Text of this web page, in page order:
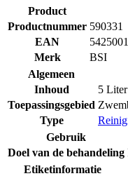
Product
Productnummer 590331
EAN
Merk
BSI
Algemeen
Inhoud
5 Liter
Toepassingsgebied
Type
Gebruik
Doel van de behandeling
Etiketinformatie